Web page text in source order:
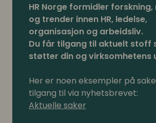
HR Norge formidler
og trender innen HR, ledelse,
organisasjon og arbeidsliv.
Du får tilgang til aktuelt stoff
støtter din og virksomhetens
Her er noen eksempler på
tilgang til via nyhetsbrevet:
Aktuelle saker